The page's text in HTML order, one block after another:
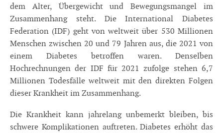
dem Alter, Übergewicht und Bewegungsmangel im
Zusammenhang steht. Die International Diabetes
Federation (IDF) geht von weltweit über 530 Millionen
Menschen zwischen 20 und 79 Jahren aus, die 2021 von
einem Diabetes betroffen waren. Denselben
Hochrechnungen der IDF für 2021 zufolge stehen 6,7
Millionen Todesfälle weltweit mit den direkten Folgen
dieser Krankheit im Zusammenhang.
Die Krankheit kann jahrelang unbemerkt bleiben, bis
schwere Komplikationen auftreten. Diabetes erhöht das